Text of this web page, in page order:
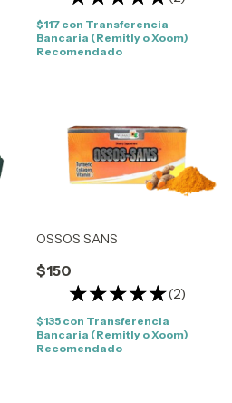
$117 con Transferencia
Bancaria (Remitly o Xoom)
Recomendado
OSSOS SANS
$150
(2)
$135 con Transferencia
Bancaria (Remitly o Xoom)
Recomendado